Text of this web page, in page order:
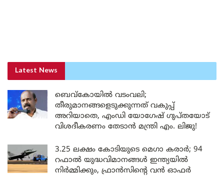
Latest News
ബെവ്കോയിൽ വടംവലി;
തീരുമാനങ്ങളെടുക്കുന്നത് വകുപ്പ്
അറിയാതെ, എംഡി യോഗേഷ് ഗുപ്തയോട്
വിശദീകരണം തേടാൻ മന്ത്രി എം. ലിജു!
3.25 ലക്ഷം കോടിയുടെ മെഗാ കരാർ; 94
റഫാൽ യുദ്ധവിമാനങ്ങൾ ഇന്ത്യയിൽ
നിർമ്മിക്കും, ഫ്രാൻസിന്റെ വൻ ഓഫർ